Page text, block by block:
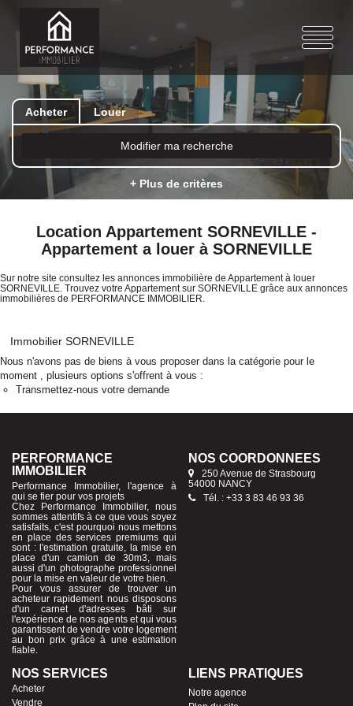
Acheter Louer
Modifier ma recherche
+ Plus de critères
Location Appartement SORNEVILLE -
Appartement a louer à SORNEVILLE
Sur notre site consultez les annonces immobilière de Appartement à louer
SORNEVILLE. Trouvez votre Appartement sur SORNEVILLE grâce aux annonces
immobilières de PERFORMANCE IMMOBILIER.
Immobilier SORNEVILLE
Nous n'avons pas de biens à vous proposer dans la catégorie pour le
moment , plusieurs options s'offrent à vous :
Transmettez-nous votre demande
PERFORMANCE
IMMOBILIER
Performance Immobilier, l'agence à
qui se fier pour vos projets
Chez Performance Immobilier, nous
sommes attentifs à ce que vous soyez
satisfaits, c'est pourquoi nous mettons
en place des services premiums qui
sont : l'estimation gratuite, la mise en
place d'un camion de 30m3, mais
aussi d'un photographe professionnel
pour la mise en valeur de votre bien.
Pour vous assurer de trouver un
acheteur rapidement nous disposons
d'un carnet d'adresses bâti sur
l'expérience de nos agents et qui vous
garantissent de vendre votre logement
au bon prix grâce à une estimation
fiable.
NOS COORDONNÉES
250 Avenue de Strasbourg
54000 NANCY
Tél. : +33 3 83 46 93 36
NOS SERVICES
Acheter
Vendre
LIENS PRATIQUES
Notre agence